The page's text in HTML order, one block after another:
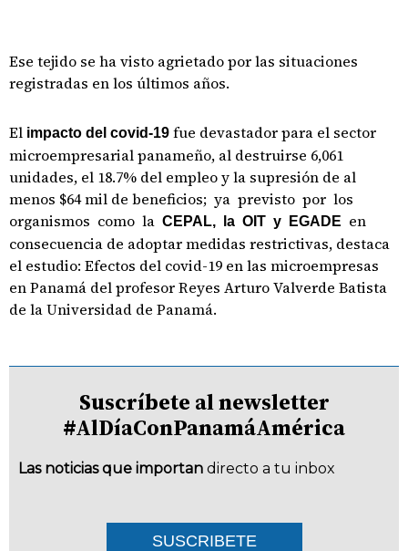
Ese tejido se ha visto agrietado por las situaciones
registradas en los últimos años.
El impacto del covid-19 fue devastador para el sector
microempresarial panameño, al destruirse 6,061
unidades, el 18.7% del empleo y la supresión de al
menos $64 mil de beneficios; ya previsto por los
organismos como la CEPAL, la OIT y EGADE en
consecuencia de adoptar medidas restrictivas, destaca
el estudio: Efectos del covid-19 en las microempresas
en Panamá del profesor Reyes Arturo Valverde Batista
de la Universidad de Panamá.
Suscríbete al newsletter
#AlDíaConPanamáAmérica
Las noticias que importan directo a tu inbox
SUSCRIBETE